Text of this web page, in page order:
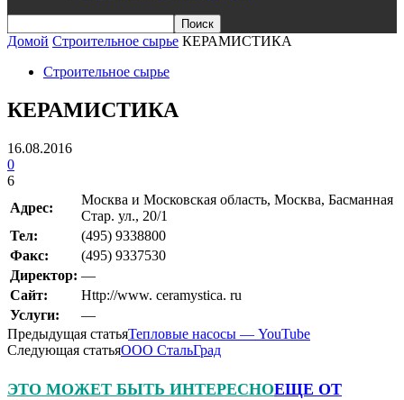
Домой Строительное сырье КЕРАМИСТИКА
Строительное сырье
КЕРАМИСТИКА
16.08.2016
0
6
Адрес:
Москва и Московская область, Москва, Басманная
Стар. ул., 20/1
Teл:
(495) 9338800
Факс:
(495) 9337530
Директор: —
Сайт:
Http://www. ceramystica. ru
Услуги:
—
Предыдущая статьяТепловые насосы — YouTube
Следующая статьяООО СтальГрад
ЭТО МОЖЕТ БЫТЬ ИНТЕРЕСНОЕЩЕ ОТ